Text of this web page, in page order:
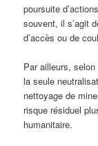
poursuite
souvent, il s’agit
d’accès ou de
Par ailleurs,
la seule
nettoyage de
risque résiduel
humanitaire.